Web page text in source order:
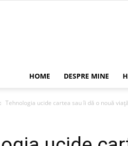
HOME DESPRE MINE
Tehnologia ucide cartea sau îi dă o nouă